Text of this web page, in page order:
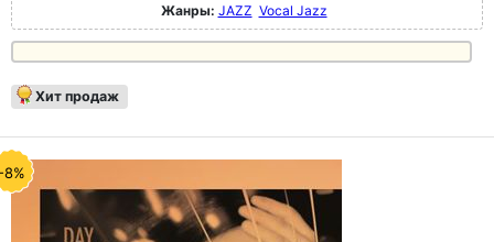
Жанры: JAZZ Vocal Jazz
Хит продаж
8%